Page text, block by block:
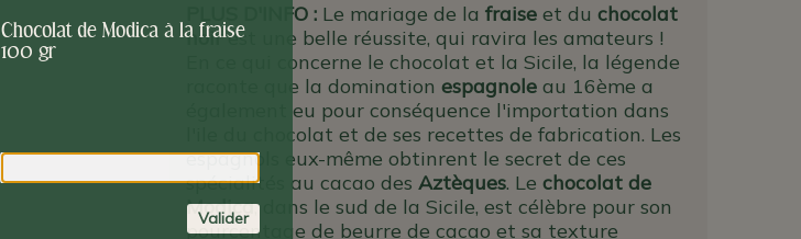
PLUS D'INFO : Le mariage de la fraise et du chocolat
noirest une belle réussite, qui ravira les amateurs !
En ce qui concerne le chocolat et la Sicile, la légende
raconte que la domination espagnoleau 16ème a
également eu pour conséquence l'importation dans
l'ile du chocolat et de ses recettes de fabrication. Les
espagnols eux-même obtinrent le secret de ces
spécialités au cacao des Aztèques. Le chocolat de
Modica, dans le sud de la Sicile, est célèbre pour son
pourcentage de beurre de cacao et sa texture
Chocolat de Modica à la fraise
100 gr
Valider